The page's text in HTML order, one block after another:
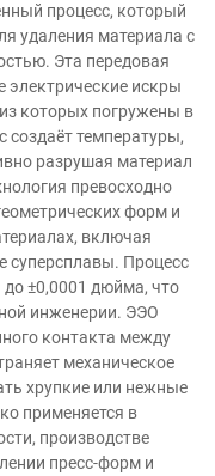
процесс, который
удаления материала с
Эта передовая
электрические искры
которых погружены в
создаёт температуры,
разрушая материал
превосходно
форм и
включая
суперсплавы. Процесс
до ±0,0001 дюйма, что
инженерии. ЭЭО
контакта между
механическое
хрупкие или нежные
применяется в
производстве
пресс-форм и